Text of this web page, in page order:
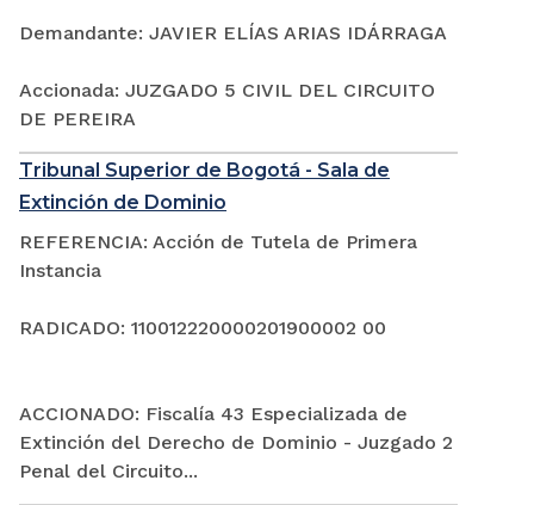
Demandante: JAVIER ELÍAS ARIAS IDÁRRAGA
Accionada: JUZGADO 5 CIVIL DEL CIRCUITO
DE PEREIRA
Tribunal Superior de Bogotá - Sala de
Extinción de Dominio
REFERENCIA: Acción de Tutela de Primera
Instancia
RADICADO: 110012220000201900002 00
ACCIONADO: Fiscalía 43 Especializada de
Extinción del Derecho de Dominio - Juzgado 2
Penal del Circuito...